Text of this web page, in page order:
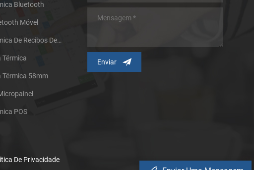
Bluetooth
Móvel
Impressora Térmica De Recibos De Micro Painel
Térmica
Térmica 58mm
POS
De Privacidade